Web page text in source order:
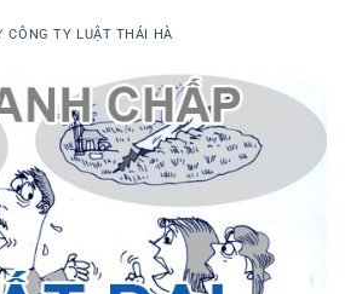
CÔNG TY LUẬT THÁI HÀ